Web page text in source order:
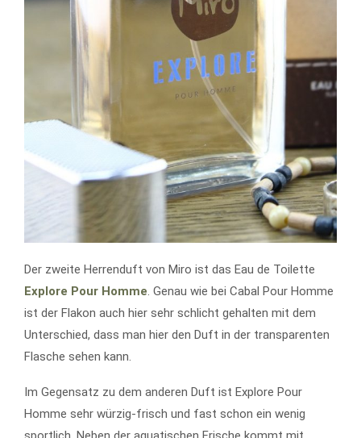
Der zweite Herrenduft von Miro ist das Eau de Toilette
Explore Pour Homme. Genau wie bei Cabal Pour Homme
ist der Flakon auch hier sehr schlicht gehalten mit dem
Unterschied, dass man hier den Duft in der transparenten
Flasche sehen kann.
Im Gegensatz zu dem anderen Duft ist Explore Pour
Homme sehr würzig-frisch und fast schon ein wenig